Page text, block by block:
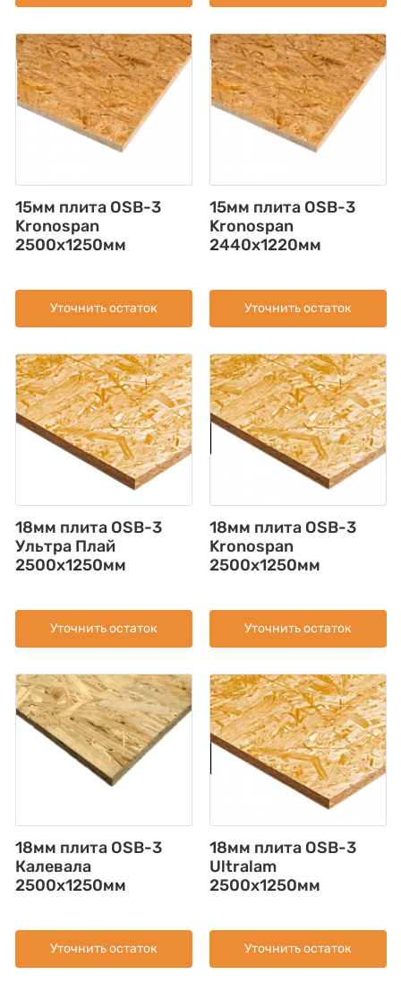
15мм плита OSB-3
Kronospan
2500x1250мм
Уточнить остаток
15мм плита OSB-3
Kronospan
2440x1220мм
Уточнить остаток
18мм плита OSB-3
Ультра Плай
2500x1250мм
Уточнить остаток
18мм плита OSB-3
Kronospan
2500x1250мм
Уточнить остаток
18мм плита OSB-3
Калевала
2500х1250мм
Уточнить остаток
18мм плита OSB-3
Ultralam
2500x1250мм
Уточнить остаток